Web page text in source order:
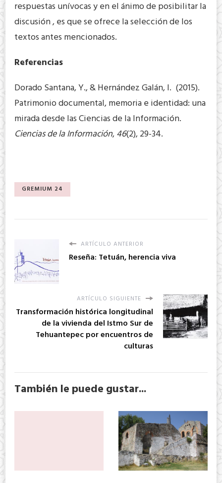
respuestas unívocas y en el ánimo de posibilitar la
discusión , es que se ofrece la selección de los
textos antes mencionados.
Referencias
Dorado Santana, Y., & Hernández Galán, I. (2015).
Patrimonio documental, memoria e identidad: una
mirada desde las Ciencias de la Información.
Ciencias de la Información,46(2), 29-34.
GREMIUM 24
ARTÍCULO ANTERIOR
Reseña: Tetuán, herencia viva
ARTÍCULO SIGUIENTE
Transformación histórica longitudinal
de la vivienda del Istmo Sur de
Tehuantepec por encuentros de
culturas
También le puede gustar...